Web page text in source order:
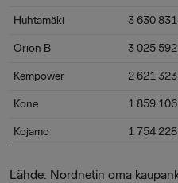
Huhtamäki 3 630 831
Orion B 3 025 592
Kempower 2 621 323
Kone 1 859 106
Kojamo 1 754 228
Lähde: Nordnetin oma